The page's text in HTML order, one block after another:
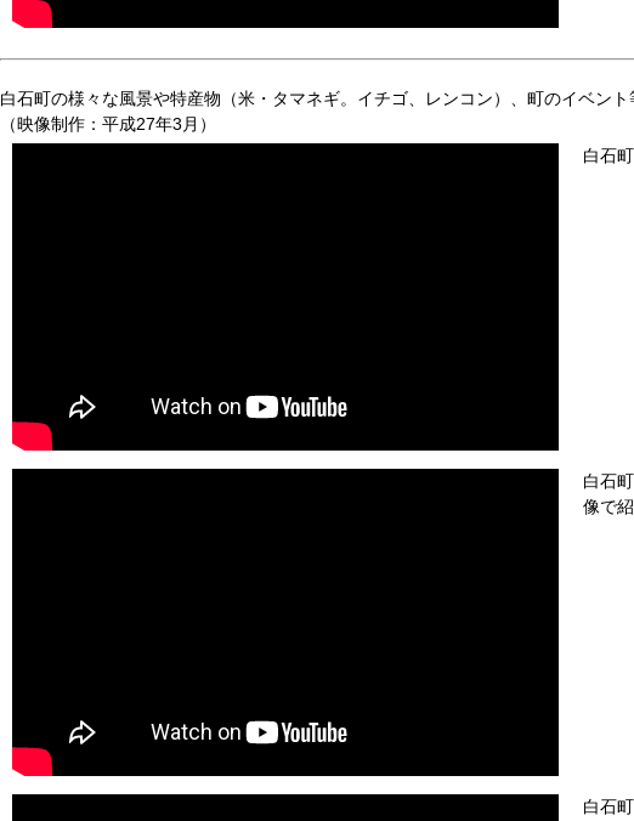
白石町の様々な風景や特産物（米・タマネギ。イチゴ、レンコン）、町のイベント
（映像制作：平成27年3月）
白石
白石
像で
白石